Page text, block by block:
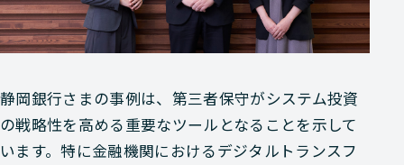
静岡銀行さまの事例は、第三者保守がシステム投資
の戦略性を高める重要なツールとなることを示して
います。特に金融機関におけるデジタルトランスフ